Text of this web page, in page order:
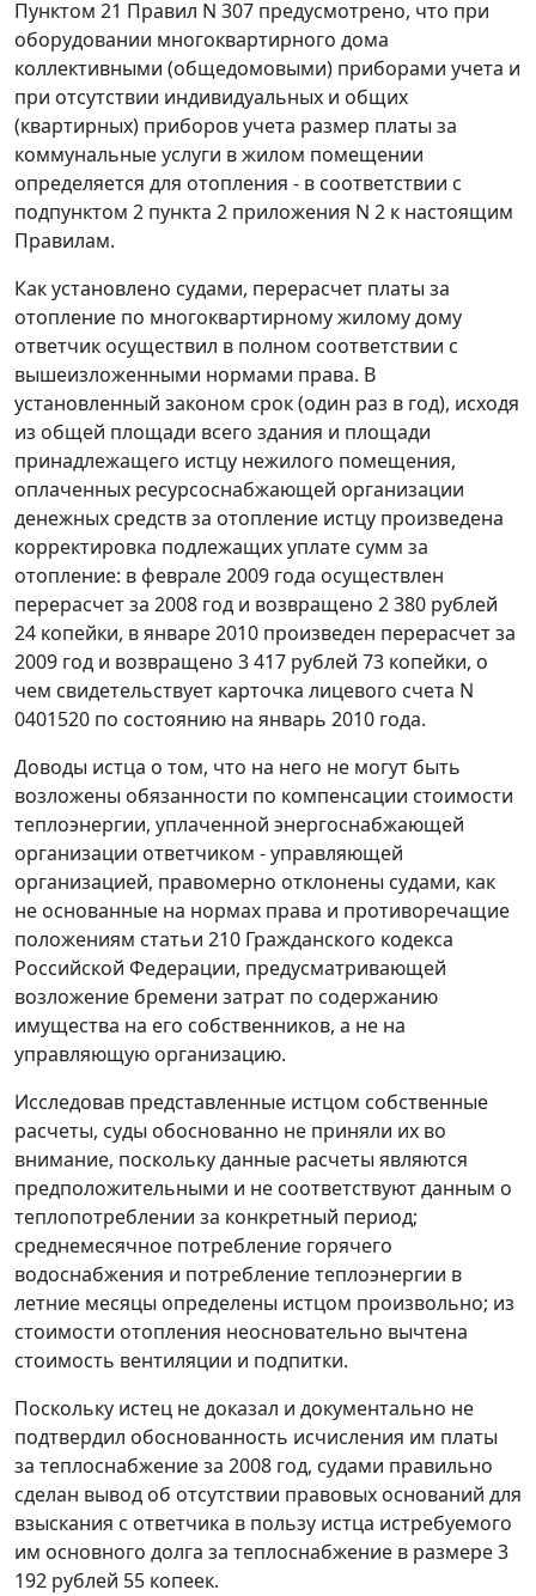
Пунктом 21 Правил N 307 предусмотрено, что при
оборудовании многоквартирного дома
коллективными (общедомовыми) приборами учета и
при отсутствии индивидуальных и общих
(квартирных) приборов учета размер платы за
коммунальные услуги в жилом помещении
определяется для отопления - в соответствии с
подпунктом 2 пункта 2 приложения N 2 к настоящим
Правилам.
Как установлено судами, перерасчет платы за
отопление по многоквартирному жилому дому
ответчик осуществил в полном соответствии с
вышеизложенными нормами права. В
установленный законом срок (один раз в год), исходя
из общей площади всего здания и площади
принадлежащего истцу нежилого помещения,
оплаченных ресурсоснабжающей организации
денежных средств за отопление истцу произведена
корректировка подлежащих уплате сумм за
отопление: в феврале 2009 года осуществлен
перерасчет за 2008 год и возвращено 2 380 рублей
24 копейки, в январе 2010 произведен перерасчет за
2009 год и возвращено 3 417 рублей 73 копейки, о
чем свидетельствует карточка лицевого счета N
0401520 по состоянию на январь 2010 года.
Доводы истца о том, что на него не могут быть
возложены обязанности по компенсации стоимости
теплоэнергии, уплаченной энергоснабжающей
организации ответчиком - управляющей
организацией, правомерно отклонены судами, как
не основанные на нормах права и противоречащие
положениям статьи 210 Гражданского кодекса
Российской Федерации, предусматривающей
возложение бремени затрат по содержанию
имущества на его собственников, а не на
управляющую организацию.
Исследовав представленные истцом собственные
расчеты, суды обоснованно не приняли их во
внимание, поскольку данные расчеты являются
предположительными и не соответствуют данным о
теплопотреблении за конкретный период;
среднемесячное потребление горячего
водоснабжения и потребление теплоэнергии в
летние месяцы определены истцом произвольно; из
стоимости отопления неосновательно вычтена
стоимость вентиляции и подпитки.
Поскольку истец не доказал и документально не
подтвердил обоснованность исчисления им платы
за теплоснабжение за 2008 год, судами правильно
сделан вывод об отсутствии правовых оснований для
взыскания с ответчика в пользу истца истребуемого
им основного долга за теплоснабжение в размере 3
192 рублей 55 копеек.